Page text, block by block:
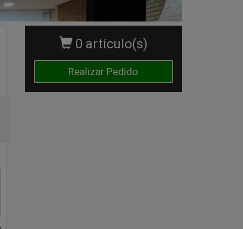
0 artículo(s)
Realizar Pedido